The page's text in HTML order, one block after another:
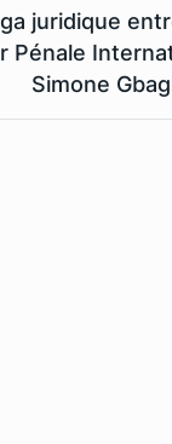
juridique
Pénale
Simone